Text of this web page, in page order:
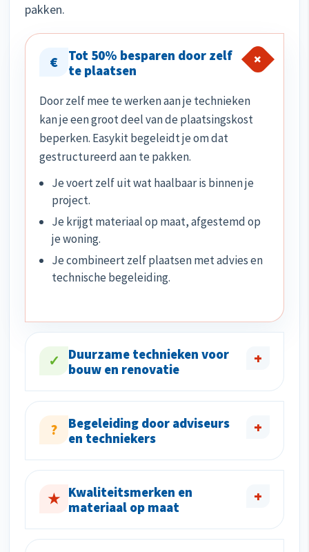
pakken.
€
Tot 50% besparen door zelf
te plaatsen
+
Door zelf mee te werken aan je technieken
kan je een groot deel van de plaatsingskost
beperken. Easykit begeleidt je om dat
gestructureerd aan te pakken.
Je voert zelf uit wat haalbaar is binnen je
project.
Je krijgt materiaal op maat, afgestemd op
je woning.
Je combineert zelf plaatsen met advies en
technische begeleiding.
✓
Duurzame technieken voor
bouw en renovatie
+
?
Begeleiding door adviseurs
en techniekers
+
★ Kwaliteitsmerken en
materiaal op maat
+